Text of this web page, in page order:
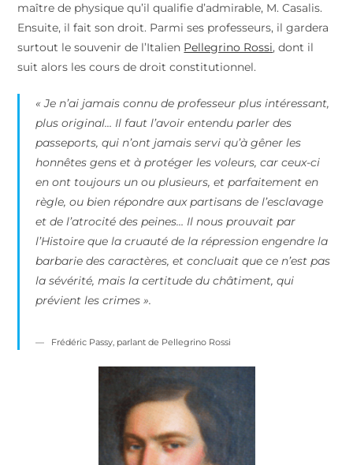
maître de physique qu’il qualifie d’admirable, M. Casalis.
Ensuite, il fait son droit. Parmi ses professeurs, il gardera
surtout le souvenir de l’Italien Pellegrino Rossi, dont il
suit alors les cours de droit constitutionnel.
« Je n’ai jamais connu de professeur plus intéressant,
plus original… Il faut l’avoir entendu parler des
passeports, qui n’ont jamais servi qu’à gêner les
honnêtes gens et à protéger les voleurs, car ceux-ci
en ont toujours un ou plusieurs, et parfaitement en
règle, ou bien répondre aux partisans de l’esclavage
et de l’atrocité des peines… Il nous prouvait par
l’Histoire que la cruauté de la répression engendre la
barbarie des caractères, et concluait que ce n’est pas
la sévérité, mais la certitude du châtiment, qui
prévient les crimes ».
Frédéric Passy, parlant de Pellegrino Rossi